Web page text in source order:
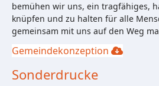
bemühen wir uns, ein tragfähiges,
knüpfen und zu halten für alle
gemeinsam mit uns auf den Weg
Gemeindekonzeption
Sonderdrucke